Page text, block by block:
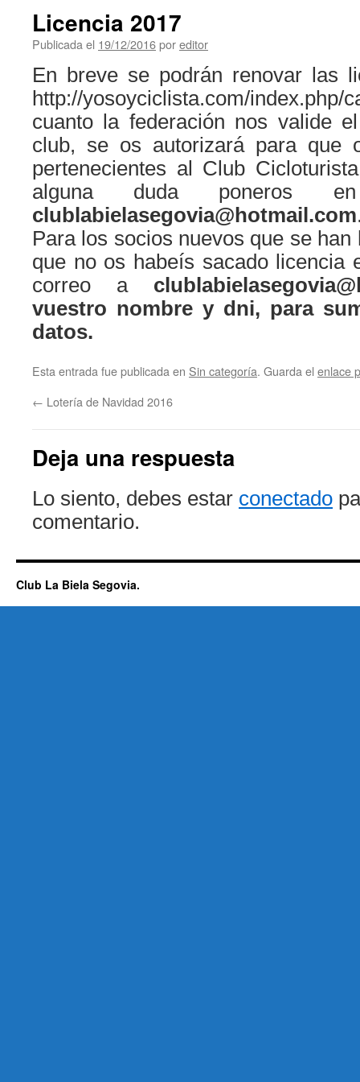
Licencia 2017
Publicada el 19/12/2016poreditor
En breve se podrán renovar las
http://yosoyciclista.com/
cuanto la federación nos valide
club, se os autorizará para que
pertenecientes al Club
alguna duda poneros
clublabielasegovia@hotmail.com
Para los socios nuevos que se
que no os habeís sacado licencia
correo a
vuestro nombre y dni, para
datos.
Esta entrada fue publicada en Sin categoría. Guarda el enlace
← Lotería de Navidad 2016
Deja una respuesta
Lo siento, debes estar conectado
comentario.
Club La Biela Segovia.